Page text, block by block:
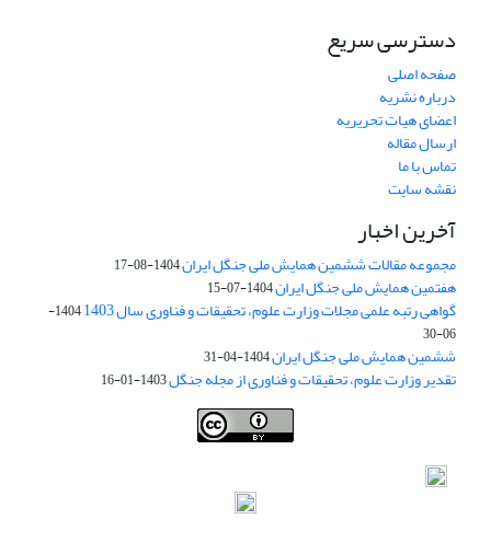
دسترسی سریع
صفحه اصلی
درباره نشریه
اعضای هیات تحریریه
ارسال مقاله
تماس با ما
نقشه سایت
آخرین اخبار
مجموعه مقالات ششمین همایش ملی جنگل ایران1404-08-17
هفتمین همایش ملی جنگل ایران1404-07-15
گواهی رتبه علمی مجلات وزارت علوم، تحقیقات و فناوری سال 1403
1404-
06-30
ششمین همایش ملی جنگل ایران1404-04-31
تقدیر وزارت علوم، تحقیقات و فناوری از مجله جنگل1403-01-16